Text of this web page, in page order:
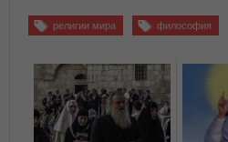
религии мира философия